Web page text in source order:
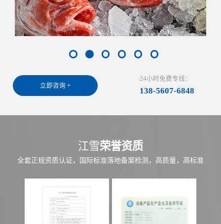
立即咨询 +
24小时免费专线：
138-5607-6848
江雪荣誉资质
全套正规资质认证，国际标准落地备案检测，高质量，高标准